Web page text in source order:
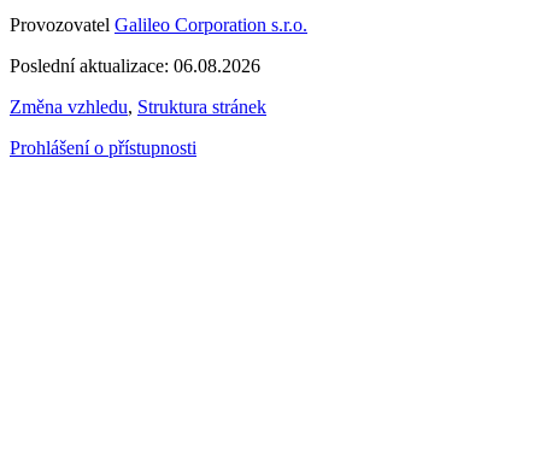
Provozovatel Galileo Corporation s.r.o.
Poslední aktualizace: 06.08.2026
Změna vzhledu, Struktura stránek
Prohlášení o přístupnosti